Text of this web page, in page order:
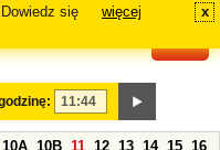
się
więcej x
10A 10B 11 12 13 14 15 16